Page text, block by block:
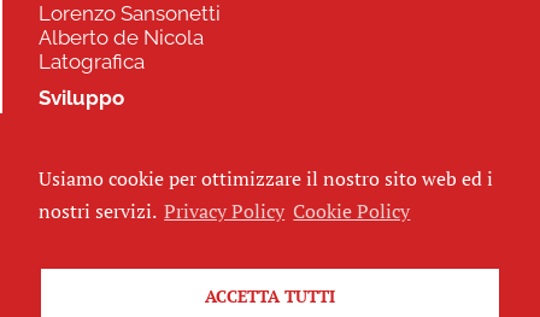
Lorenzo Sansonetti
Alberto de Nicola
Latografica
Sviluppo
Seguici
Usiamo cookie per ottimizzare il nostro sito web ed i
nostri servizi. Privacy Policy Cookie Policy
ACCETTA TUTTI